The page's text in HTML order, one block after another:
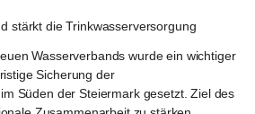
stärkt die Trinkwasserversorgung
Wasserverbands wurde ein wichtiger
Sicherung der
Süden der Steiermark gesetzt. Ziel des